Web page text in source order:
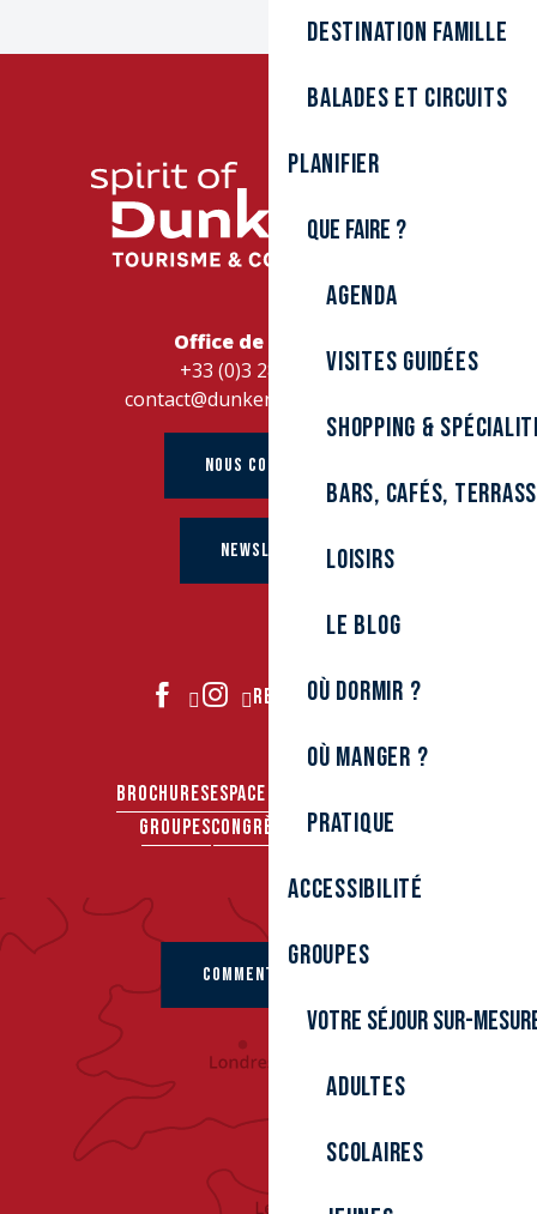
Destination Famille
Balades et circuits
Planifier
Que faire ?
Agenda
Visites guidées
Shopping &
Bars, cafés,
Loisirs
Le Blog
Où dormir ?
Où manger ?
Pratique
Accessibilité
Groupes
Votre séjour sur-
Adultes
Scolaires
Office de Tourisme
+33 (0)3 28 26 27 28
contact@dunkerque-tourisme.fr
NOUS CONTACTER
NEWSLETTER
REJOIGNEZ-NOUS
BROCHURESESPACE PRO
GROUPESCONGRÈS & SÉMINAIRES
COMMENT VENIR ?